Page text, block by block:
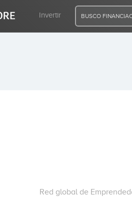
Invertir BUSCO
Red global de